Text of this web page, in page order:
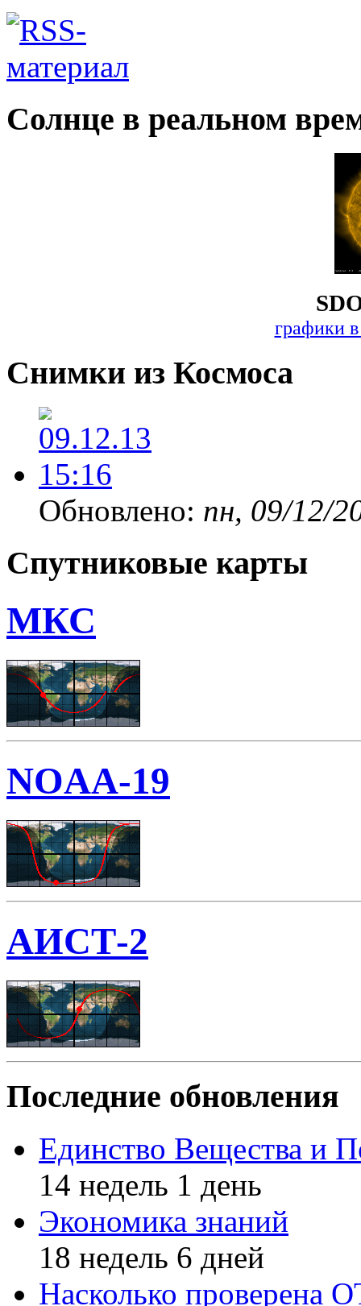
Солнце в реальном
графики
Снимки из Космоса
Обновлено: пн, 09/12/
Спутниковые карты
МКС
NOAA-19
АИСТ-2
Последние обновления
Единство Вещества и
14 недель 1 день
Экономика знаний
18 недель 6 дней
Насколько проверена